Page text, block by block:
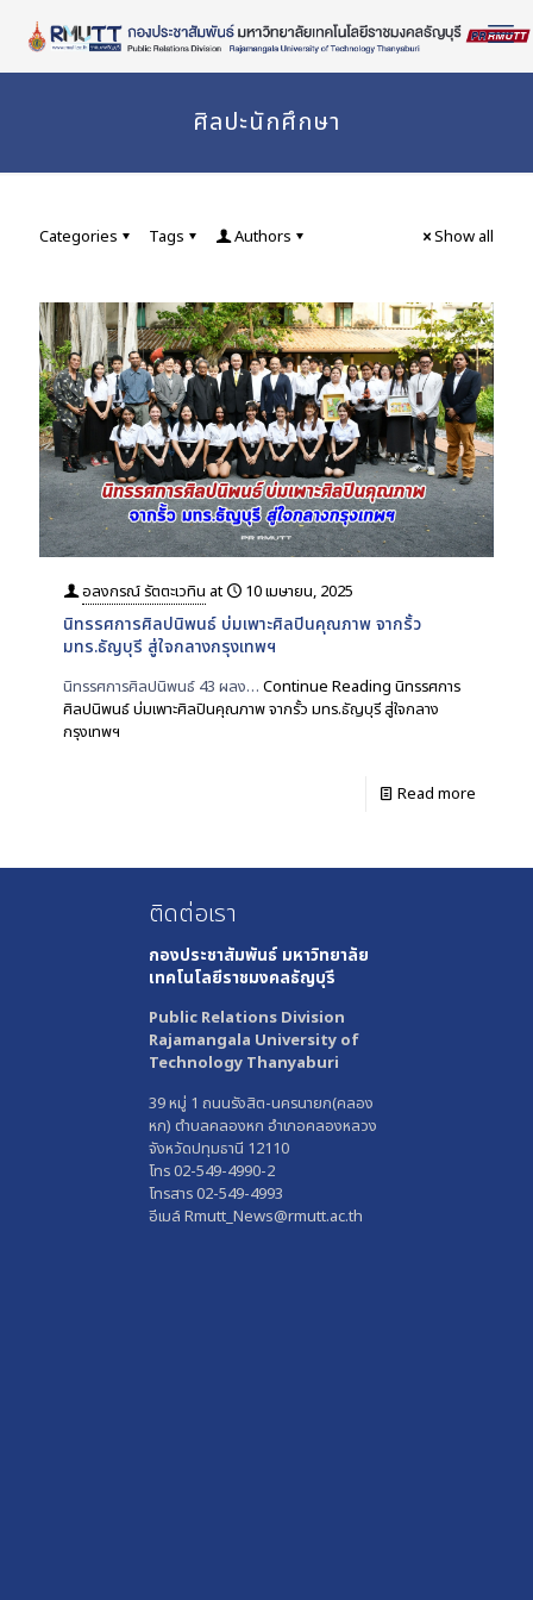
Content
ศิลปะนักศึกษา
Categories Tags Authors Show all
อลงกรณ์ รัตตะเวทิน at 10 เมษายน, 2025
นิทรรศการศิลปนิพนธ์ บ่มเพาะศิลปินคุณภาพ จากรั้ว
มทร.ธัญบุรี สู่ใจกลางกรุงเทพฯ
นิทรรศการศิลปนิพนธ์ 43 ผลง… Continue Reading นิทรรศการ
ศิลปนิพนธ์ บ่มเพาะศิลปินคุณภาพ จากรั้ว มทร.ธัญบุรี สู่ใจกลาง
กรุงเทพฯ
Read more
ติดต่อเรา
กองประชาสัมพันธ์ มหาวิทยาลัย
เทคโนโลยีราชมงคลธัญบุรี
Public Relations Division
Rajamangala University of
Technology Thanyaburi
39 หมู่ 1 ถนนรังสิต-นครนายก(คลอง
หก) ตำบลคลองหก อำเภอคลองหลวง
จังหวัดปทุมธานี 12110
โทร 02-549-4990-2
โทรสาร 02-549-4993
อีเมล์ Rmutt_News@rmutt.ac.th